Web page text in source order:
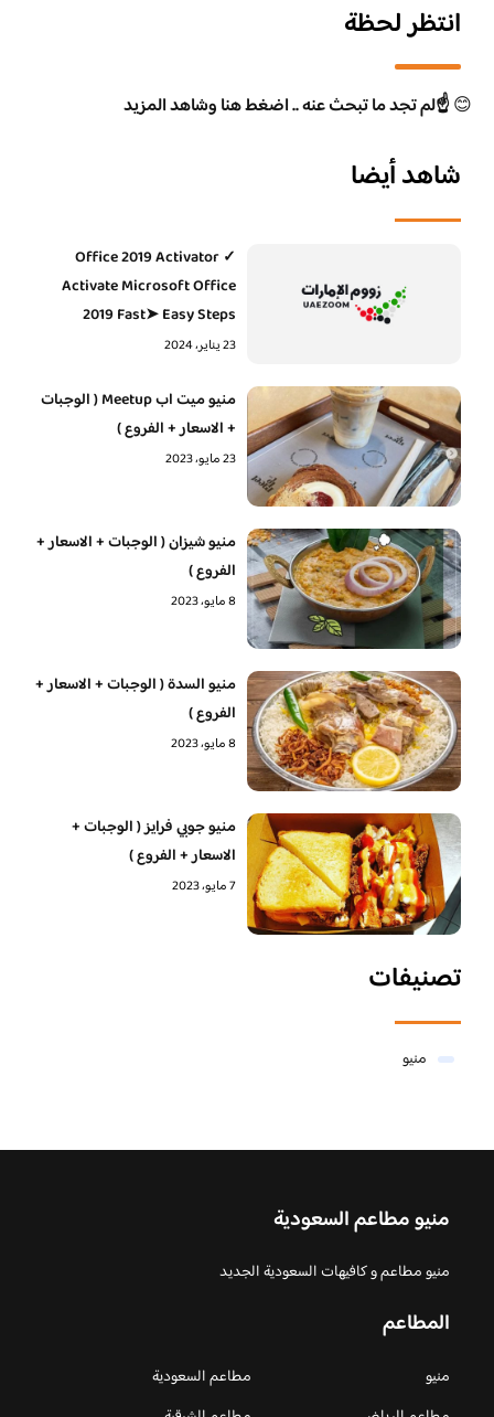
انتظر لحظة
😊☝️لم تجد ما تبحث عنه .. اضغط هنا وشاهد المزيد
شاهد أيضا
Office 2019 Activator ✓
Activate Microsoft Office
2019 Fast➤ Easy Steps
23 يناير، 2024
منيو ميت اب Meetup ( الوجبات
+ الاسعار + الفروع )
23 مايو، 2023
منيو شيزان ( الوجبات + الاسعار +
الفروع )
8 مايو، 2023
منيو السدة ( الوجبات + الاسعار +
الفروع )
8 مايو، 2023
منيو جوبي فرايز ( الوجبات +
الاسعار + الفروع )
7 مايو، 2023
تصنيفات
منيو
منيو مطاعم السعودية
منيو مطاعم و كافيهات السعودية الجديد
المطاعم
منيو
مطاعم السعودية